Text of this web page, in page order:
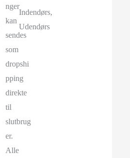
Indendørs,
Udendørs
nger
kan
sendes
som
dropshi
pping
direkte
til
slutbrug
er.
Alle